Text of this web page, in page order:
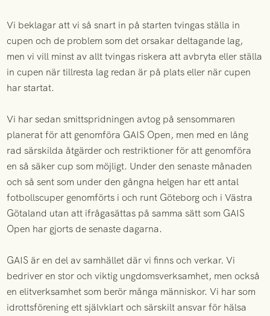
Vi beklagar att vi så snart in på starten tvingas ställa in
cupen och de problem som det orsakar deltagande lag,
men vi vill minst av allt tvingas riskera att avbryta eller ställa
in cupen när tillresta lag redan är på plats eller när cupen
har startat.
Vi har sedan smittspridningen avtog på sensommaren
planerat för att genomföra GAIS Open, men med en lång
rad särskilda åtgärder och restriktioner för att genomföra
en så säker cup som möjligt. Under den senaste månaden
och så sent som under den gångna helgen har ett antal
fotbollscuper genomförts i och runt Göteborg och i Västra
Götaland utan att ifrågasättas på samma sätt som GAIS
Open har gjorts de senaste dagarna.
GAIS är en del av samhället där vi finns och verkar. Vi
bedriver en stor och viktig ungdomsverksamhet, men också
en elitverksamhet som berör många människor. Vi har som
idrottsförening ett självklart och särskilt ansvar för hälsa